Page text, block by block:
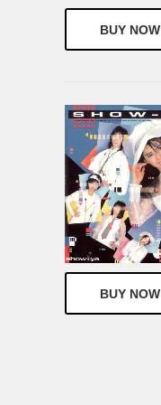
BUY NOW
BUY NOW